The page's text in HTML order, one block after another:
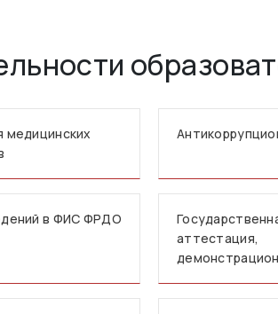
медицинских
в ФИС ФРДО
аттестация,